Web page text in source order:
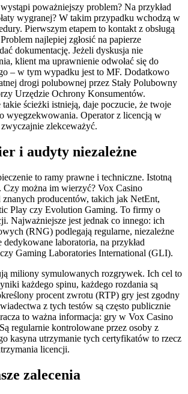
poważniejszy problem? Na przykład
wygranej? W takim przypadku wchodzą w
Pierwszym etapem to kontakt z obsługą
najlepiej zgłosić na papierze
dokumentację. Jeżeli dyskusja nie
klient ma uprawnienie odwołać się do
– w tym wypadku jest to MF. Dodatkowo
drogi polubownej przez Stały Polubowny
Urzędzie Ochrony Konsumentów.
ścieżki istnieją, daje poczucie, że twoje
wyegzekwowania. Operator z licencją w
zlekceważyć.
i audyty niezależne
to ramy prawne i techniczne. Istotną
Czy można im wierzyć? Vox Casino
znanych producentów, takich jak NetEnt,
Play czy Evolution Gaming. To firmy o
Najważniejsze jest jednak co innego: ich
(RNG) podlegają regularne, niezależne
laboratoria, na przykład
Gaming Laboratories International (GLI).
miliony symulowanych rozgrywek. Ich cel to
każdego spinu, każdego rozdania są
procent zwrotu (RTP) gry jest zgodny
z tych testów są często publicznie
to ważna informacja: gry w Vox Casino
regularnie kontrolowane przez osoby z
kasyna utrzymanie tych certyfikatów to rzecz
licencji.
zalecenia